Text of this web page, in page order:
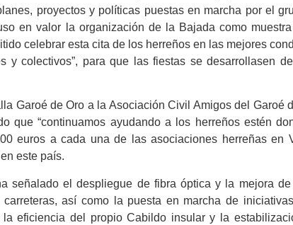
proyectos y políticas puestas en marcha por el
en valor la organización de la Bajada como
celebrar esta cita de los herreños en las mejores
y colectivos”, para que las fiestas se desarrollasen
Garoé de Oro a la Asociación Civil Amigos del Garoé
que “continuamos ayudando a los herreños estén
euros a cada una de las asociaciones herreñas en
este país.
señalado el despliegue de fibra óptica y la mejora de
así como la puesta en marcha de
eficiencia del propio Cabildo insular y la